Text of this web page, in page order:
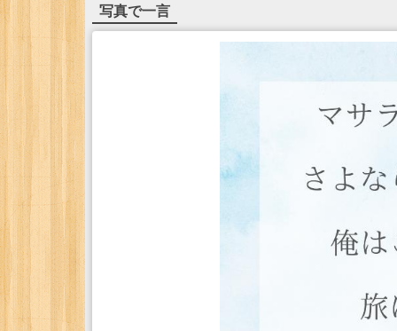
写真で一言